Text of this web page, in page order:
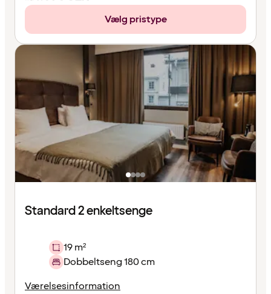
Vælg pristype
Standard 2 enkeltsenge
19 m²
Dobbeltseng 180 cm
Værelsesinformation